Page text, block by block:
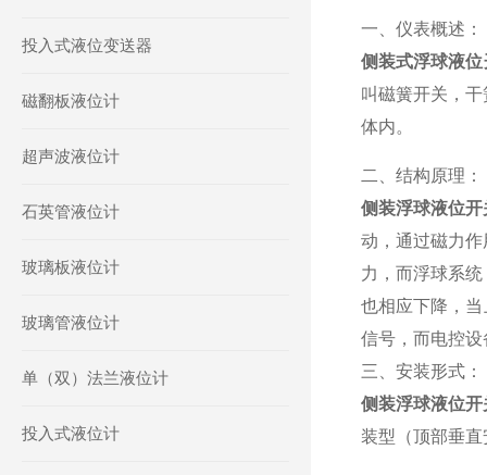
投入式液位变送器
磁翻板液位计
超声波液位计
石英管液位计
玻璃板液位计
玻璃管液位计
单（双）法兰液位计
投入式液位计
一、仪表概述：
侧装式浮球液位
叫磁簧开关，
体内。
二、结构原理：
侧装浮球液位开
动，通过磁力
力，而浮球系
也相应下降，
信号，而电控
三、安装形式：
侧装浮球液位开
装型（顶部垂